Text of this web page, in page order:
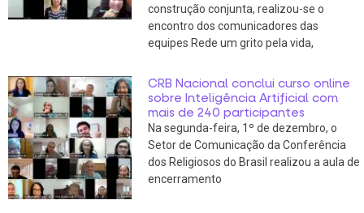
construção conjunta, realizou-se o
encontro dos comunicadores das
equipes Rede um grito pela vida,
CRB Nacional conclui curso online
sobre Inteligência Artificial com
mais de 240 participantes
Na segunda-feira, 1º de dezembro, o
Setor de Comunicação da Conferência
dos Religiosos do Brasil realizou a aula de
encerramento